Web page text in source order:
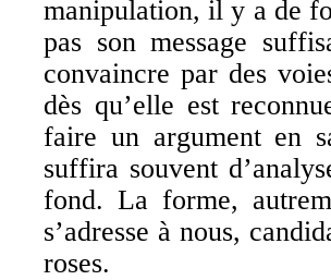
manipulation, il y a de
pas son message
convaincre par des
dès qu’elle est
faire un argument en
suffira souvent
fond. La forme,
s’adresse à nous,
roses.